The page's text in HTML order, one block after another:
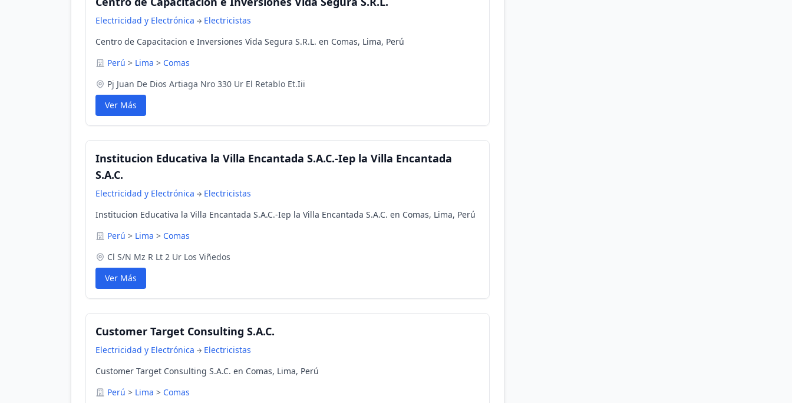
Electricidad y Electrónica
Electricistas
Centro de Capacitacion e Inversiones Vida Segura S.R.L. en Comas, Lima, Perú
Perú > Lima > Comas
Pj Juan De Dios Artiaga Nro 330 Ur El Retablo Et.Iii
Ver Más
Institucion Educativa la Villa Encantada S.A.C.-Iep la Villa Encantada
S.A.C.
Electricidad y Electrónica
Electricistas
Institucion Educativa la Villa Encantada S.A.C.-Iep la Villa Encantada S.A.C. en Comas, Lima, Perú
Perú > Lima > Comas
Cl S/N Mz R Lt 2 Ur Los Viñedos
Ver Más
Customer Target Consulting S.A.C.
Electricidad y Electrónica
Electricistas
Customer Target Consulting S.A.C. en Comas, Lima, Perú
Perú > Lima > Comas